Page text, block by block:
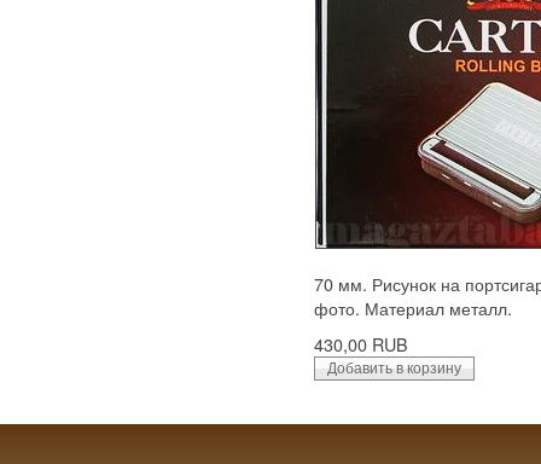
70 мм. Рисунок на
фото. Материал металл.
430,00 RUB